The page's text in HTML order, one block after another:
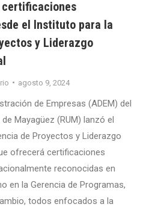
certificaciones
el Instituto para la
y Liderazgo
agosto 9, 2024
de Empresas (ADEM) del
Mayagüez (RUM) lanzó el
de Proyectos y Liderazgo
ofrecerá certificaciones
reconocidas en
en la Gerencia de Programas,
todos enfocados a la